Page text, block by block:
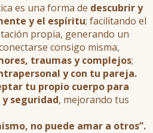
es una forma de descubrir y
y el espíritu; facilitando el
propia, generando un
consigo misma,
traumas y complejos;
y con tu pareja.
tu propio cuerpo para
seguridad, mejorando tus
no puede amar a otros”.